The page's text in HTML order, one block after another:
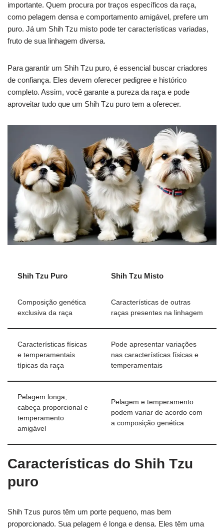
importante. Quem procura por traços específicos da raça,
como pelagem densa e comportamento amigável, prefere um
puro. Já um Shih Tzu misto pode ter características variadas,
fruto de sua linhagem diversa.
Para garantir um Shih Tzu puro, é essencial buscar criadores
de confiança. Eles devem oferecer pedigree e histórico
completo. Assim, você garante a pureza da raça e pode
aproveitar tudo que um Shih Tzu puro tem a oferecer.
Shih Tzu Puro Shih Tzu Misto
Composição genética
exclusiva da raça
Características de outras
raças presentes na linhagem
Características físicas
e temperamentais
típicas da raça
Pode apresentar variações
nas características físicas e
temperamentais
Pelagem longa,
cabeça proporcional e
temperamento
amigável
Pelagem e temperamento
podem variar de acordo com
a composição genética
Características do Shih Tzu
puro
Shih Tzus puros têm um porte pequeno, mas bem
proporcionado. Sua pelagem é longa e densa. Eles têm uma